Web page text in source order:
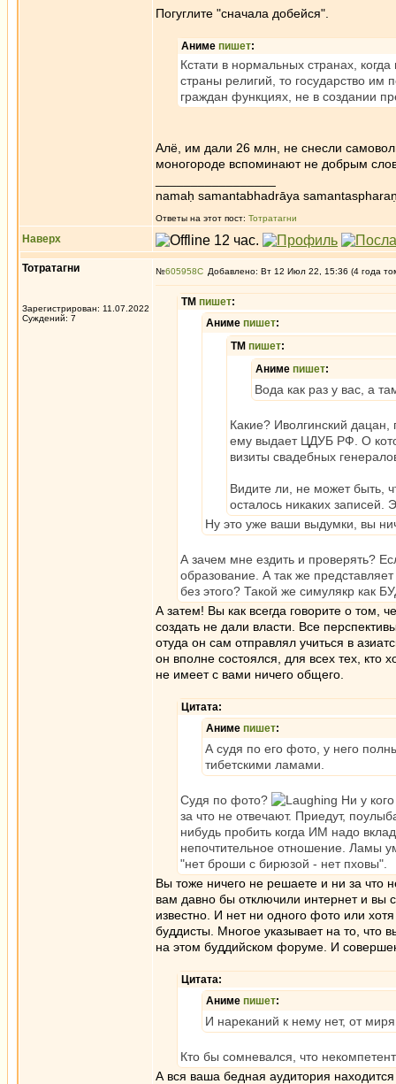
Погуглите "сначала добейся".
Аниме пишет:
Кстати в нормальных странах,
страны религий, то государство им
граждан функциях, не в создании
Алё, им дали 26 млн, не снесли
моногороде вспоминают не добрым
namaḥ samantabhadrāya
Ответы на этот пост: Тотратагни
Наверх
Тотратагни
Зарегистрирован: 11.07.2022
Суждений: 7
№605958 Добавлено: Вт 12 Июл 22, 15:36 (4 года
ТМ пишет:
Аниме пишет:
ТМ пишет:
Аниме пишет:
Вода как раз у вас, а
Какие? Иволгинский
ему выдает ЦДУБ РФ. О
визиты свадебных
Видите ли, не может быть,
осталось никаких записей.
Ну это уже ваши выдумки, вы
А зачем мне ездить и проверять?
образование. А так же
без этого? Такой же симулякр
А затем! Вы как всегда говорите о том,
создать не дали власти. Все
отуда он сам отправлял учиться в
он вполне состоялся, для всех тех, кто
не имеет с вами ничего общего.
Цитата:
Аниме пишет:
А судя по его фото, у него
тибетскими ламами.
Судя по фото?
Ни у
за что не отвечают. Приедут,
нибудь пробить когда ИМ надо
непочтительное отношение. Ламы
"нет броши с бирюзой - нет пховы".
Вы тоже ничего не решаете и ни за что
вам давно бы отключили интернет и вы
известно. И нет ни одного фото или
буддисты. Многое указывает на то, что
на этом буддийском форуме. И
Цитата:
Аниме пишет:
И нареканий к нему нет, от
Кто бы сомневался, что
А вся ваша бедная аудитория